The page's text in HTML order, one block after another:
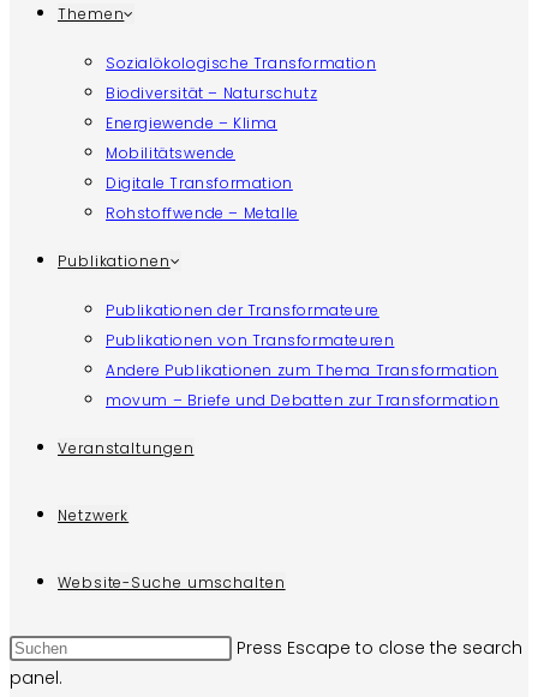
Themen
Sozialökologische Transformation
Biodiversität – Naturschutz
Energiewende – Klima
Mobilitätswende
Digitale Transformation
Rohstoffwende – Metalle
Publikationen
Publikationen der Transformateure
Publikationen von Transformateuren
Andere Publikationen zum Thema Transformation
movum – Briefe und Debatten zur Transformation
Veranstaltungen
Netzwerk
Website-Suche umschalten
Press Escape to close the search
panel.